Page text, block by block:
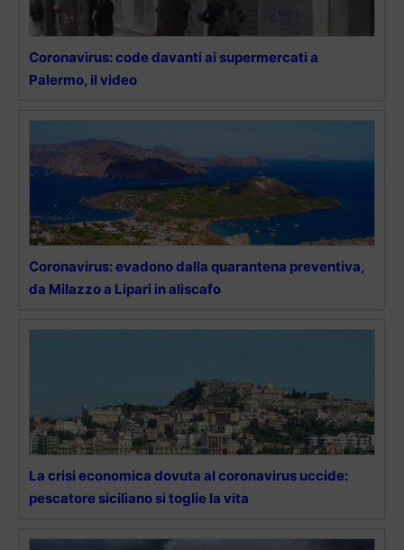
Coronavirus: code davanti ai supermercati a
Palermo, il video
Coronavirus: evadono dalla quarantena preventiva,
da Milazzo a Lipari in aliscafo
La crisi economica dovuta al coronavirus uccide:
pescatore siciliano si toglie la vita